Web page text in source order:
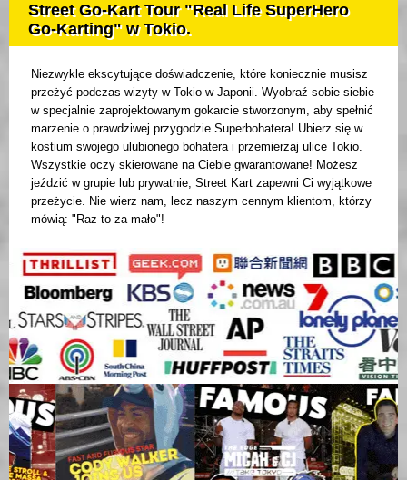
Street Go-Kart Tour "Real Life SuperHero
Go-Karting" w Tokio.
Niezwykle ekscytujące doświadczenie, które koniecznie musisz
przeżyć podczas wizyty w Tokio w Japonii. Wyobraź sobie siebie
w specjalnie zaprojektowanym gokarcie stworzonym, aby spełnić
marzenie o prawdziwej przygodzie Superbohatera! Ubierz się w
kostium swojego ulubionego bohatera i przemierzaj ulice Tokio.
Wszystkie oczy skierowane na Ciebie gwarantowane! Możesz
jeździć w grupie lub prywatnie, Street Kart zapewni Ci wyjątkowe
przeżycie. Nie wierz nam, lecz naszym cennym klientom, którzy
mówią: "Raz to za mało"!